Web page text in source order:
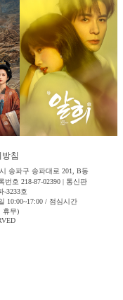
침
송파구 송파대로 201, B동
호 218-87-02390 | 통신판
-3233호
10:00~17:00 / 점심시간
휴무)